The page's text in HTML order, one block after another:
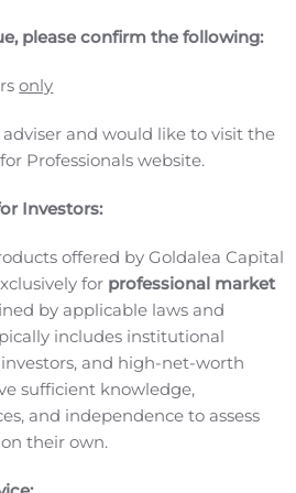
Haga á uppgjöri annars
1. júní – 31. ágúst 2020, sem
hluthafa og markaðsaðila kl.
2020.
á slóðinni
11153656/events/
Haga, og Guðrún Eva
rekstrar og
rekstur og afkomu félagsins,
Tekið verður við
uppgjörinu á meðan á
í lok fundar.
please confirm the following:
only
and would like to visit the
Professionals website.
Investors:
offered by Goldalea Capital
for professional market
by applicable laws and
includes institutional
and high-net-worth
sufficient knowledge,
and independence to assess
their own.